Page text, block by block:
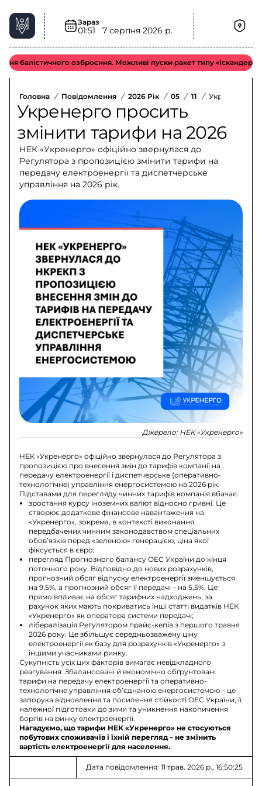
Зараз
01:51 7 серпня 2026 р.
балістичного озброєння. Можливі пуски ракет типу «Іскандер-М /
Головна / Повідомлення / 2026 Рік / 05 / 11 / Укренерго
Укренерго просить
змінити тарифи на 2026
НЕК «Укренерго» офіційно звернулася до
Регулятора з пропозицією змінити тарифи на
передачу електроенергії та диспетчерське
управління на 2026 рік.
Джерело: НЕК «Укренерго»
НЕК «Укренерго» офіційно звернулася до Регулятора з
пропозицією про внесення змін до тарифів компанії на
передачу електроенергії і диспетчерське (оперативно-
технологічне) управління енергосистемою на 2026 рік.
Підставами для перегляду чинних тарифів компанія вбачає:
зростання курсу іноземних валют відносно гривні. Це
створює додаткове фінансове навантаження на
«Укренерго», зокрема, в контексті виконання
передбачених чинним законодавством спеціальних
обов’язків перед «зеленою» генерацією, ціна якої
фіксується в євро;
перегляд Прогнозного балансу ОЕС України до кінця
поточного року. Відповідно до нових розрахунків,
прогнозний обсяг відпуску електроенергії зменшується
на 9,5%, а прогнозний обсяг її передачі – на 5,5%. Це
прямо впливає на обсяг тарифних надходжень, за
рахунок яких мають покриватись інші статті видатків НЕК
«Укренерго» як оператора системи передачі;
лібералізація Регулятором прайс-кепів з першого травня
2026 року. Це збільшує середньозважену ціну
електроенергії як базу для розрахунків «Укренерго» з
іншими учасниками ринку.
Сукупність усіх цих факторів вимагає невідкладного
реагування. Збалансовані й економічно обґрунтовані
тарифи на передачу електроенергії та оперативно-
технологічне управління об’єднаною енергосистемою – це
запорука відновлення та посилення стійкості ОЕС України, її
належної підготовки до зими та уникнення накопичення
боргів на ринку електроенергії.
Нагадуємо, що тарифи НЕК «Укренерго» не стосуються
побутових споживачів і їхній перегляд – не змінить
вартість електроенергії для населення.
Дата повідомлення: 11 трав. 2026 р., 16:50:25